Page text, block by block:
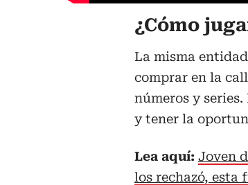
¿Cómo
La misma
comprar en la
números y
y tener la
Lea aquí: Joven
los rechazó, esta